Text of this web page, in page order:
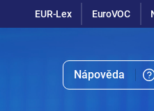
EUR-Lex EuroVOC
Nápověda